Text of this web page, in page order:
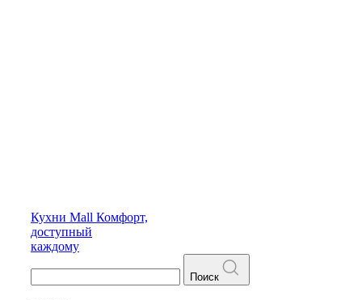
Кухни Mall Комфорт,
доступный
каждому
Поиск